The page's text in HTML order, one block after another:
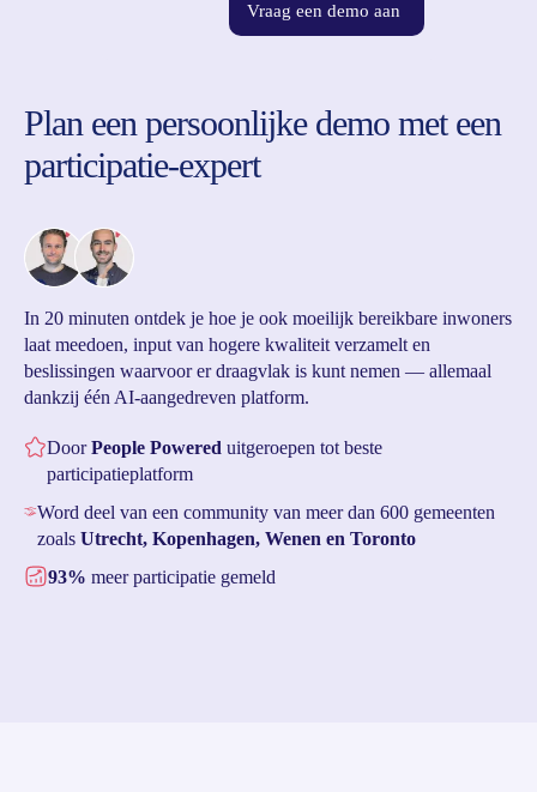
Vraag een demo aan
Plan een persoonlijke demo met een
participatie-expert
In 20 minuten ontdek je hoe je ook moeilijk bereikbare inwoners
laat meedoen, input van hogere kwaliteit verzamelt en
beslissingen waarvoor er draagvlak is kunt nemen — allemaal
dankzij één AI-aangedreven platform.
DoorPeople Powered uitgeroepen tot beste
participatieplatform
Word deel van een community van meer dan 600 gemeenten
zoalsUtrecht,Kopenhagen, Wenen en Toronto
93% meer participatie gemeld